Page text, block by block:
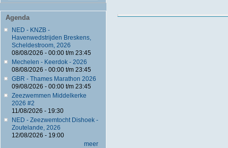
Agenda
NED - KNZB -
Havenwedstrijden Breskens,
Scheldestroom, 2026
08/08/2026 - 00:00t/m 23:45
Mechelen - Keerdok - 2026
08/08/2026 - 00:00t/m 23:45
GBR - Thames Marathon 2026
09/08/2026 - 00:00t/m 23:45
Zeezwemmen Middelkerke
2026 #2
11/08/2026 - 19:30
NED - Zeezwemtocht Dishoek -
Zoutelande, 2026
12/08/2026 - 19:00
meer